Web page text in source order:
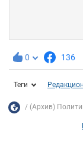
0 136
Теги
(Архив)